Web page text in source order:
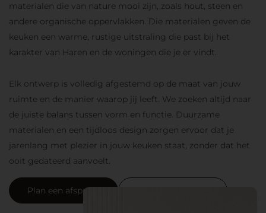
materialen die van nature mooi zijn, zoals hout, steen en
andere organische oppervlakken. Die materialen geven de
keuken een warme, rustige uitstraling die past bij het
karakter van Haren en de woningen die je er vindt.
Elk ontwerp is volledig afgestemd op de maat van jouw
ruimte en de manier waarop jij leeft. We zoeken altijd naar
de juiste balans tussen vorm en functie. Duurzame
materialen en een tijdloos design zorgen ervoor dat je
jarenlang met plezier in jouw keuken staat, zonder dat het
ooit gedateerd aanvoelt.
Plan een afspraak